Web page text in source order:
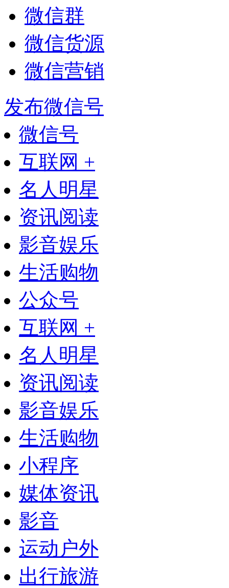
微信群
微信货源
微信营销
发布微信号
微信号
互联网 +
名人明星
资讯阅读
影音娱乐
生活购物
公众号
互联网 +
名人明星
资讯阅读
影音娱乐
生活购物
小程序
媒体资讯
影音
运动户外
出行旅游